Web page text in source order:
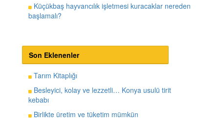
Küçükbaş hayvancılık işletmesi kuracaklar nereden
başlamalı?
Son Eklenenler
Tarım Kitaplığı
Besleyici, kolay ve lezzetli… Konya usulü tirit
kebabı
Birlikte üretim ve tüketim mümkün